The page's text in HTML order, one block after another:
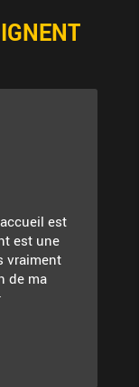
est
est une
vraiment
de ma